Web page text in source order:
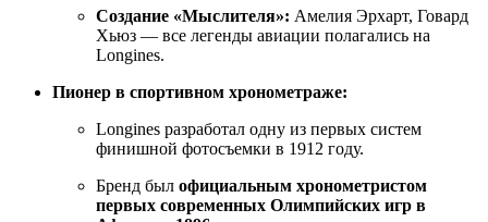
Создание «Мыслителя»: Амелия Эрхарт, Говард
Хьюз — все легенды авиации полагались на
Longines.
Пионер в спортивном хронометраже:
Longines разработал одну из первых систем
финишной фотосъемки в 1912 году.
Бренд был официальным хронометристом
первых современных Олимпийских игр в